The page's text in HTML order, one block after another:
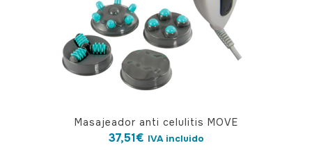
Masajeador anti celulitis MOVE
37,51€ IVA incluido